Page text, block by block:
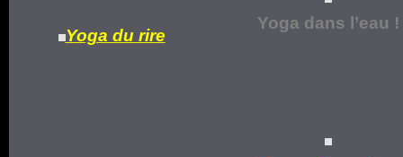
Yoga du rire
Yoga dans l’eau !